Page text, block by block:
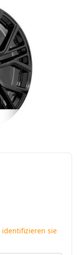
identifizieren sie